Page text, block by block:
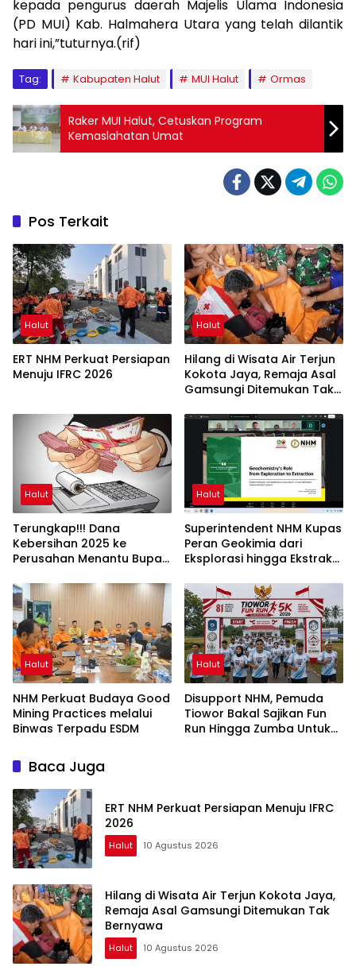
kepada pengurus daerah Majelis Ulama Indonesia
(PD MUI) Kab. Halmahera Utara yang telah dilantik
hari ini,”tuturnya.(rif)
Tag: Kabupaten Halut MUI Halut Ormas
Raker MUI Halut, Cetuskan Program
Kemaslahatan Umat
Pos Terkait
Halut
ERT NHM Perkuat Persiapan
Menuju IFRC 2026
Halut
Hilang di Wisata Air Terjun
Kokota Jaya, Remaja Asal
Gamsungi Ditemukan Tak
Halut
Terungkap!!! Dana
Kebersihan 2025 ke
Perusahan Menantu Bupati
Halut
Superintendent NHM Kupas
Peran Geokimia dari
Eksplorasi hingga Ekstraksi
UNG
Halut
NHM Perkuat Budaya Good
Mining Practices melalui
Binwas Terpadu ESDM
Halut
Disupport NHM, Pemuda
Tiowor Bakal Sajikan Fun
Run Hingga Zumba Untuk
Baca Juga
ERT NHM Perkuat Persiapan Menuju IFRC
2026
Halut 10 Agustus 2026
Hilang di Wisata Air Terjun Kokota Jaya,
Remaja Asal Gamsungi Ditemukan Tak
Bernyawa
Halut 10 Agustus 2026